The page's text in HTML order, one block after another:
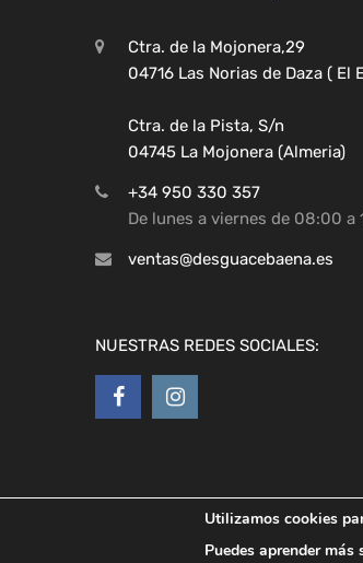
Ctra. de la Mojonera,29
04716 Las Norias de Daza ( El
Ctra. de la Pista, S/n
04745 La Mojonera (Almeria)
+34 950 330 357
De lunes a viernes de 08:00 a
ventas@desguacebaena.es
NUESTRAS REDES SOCIALES:
Desguaces Baena
Utilizamos cookies
Puedes aprender